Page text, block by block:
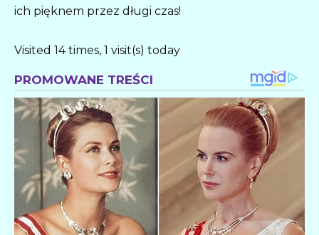
ich pięknem przez długi czas!
Visited 14 times, 1 visit(s) today